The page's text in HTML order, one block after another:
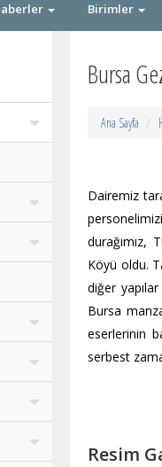
Birimler
Bursa
Ana Sayfa
Dairemiz
durağımız,
Köyü oldu.
diğer
Bursa
eserlerinin
serbest
Resim